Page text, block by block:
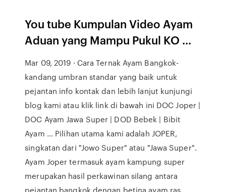
You tube Kumpulan Video Ayam
Aduan yang Mampu Pukul KO ...
Mar 09, 2019 · Cara Ternak Ayam Bangkok-
kandang umbran standar yang baik untuk
pejantan info kontak dan lebih lanjut kunjungi
blog kami atau klik link di bawah ini DOC Joper |
DOC Ayam Jawa Super | DOD Bebek | Bibit
Ayam ... Pilihan utama kami adalah JOPER,
singkatan dari "Jowo Super" atau "Jawa Super".
Ayam Joper termasuk ayam kampung super
merupakan hasil perkawinan silang antara
pejantan bangkok dengan betina ayam ras